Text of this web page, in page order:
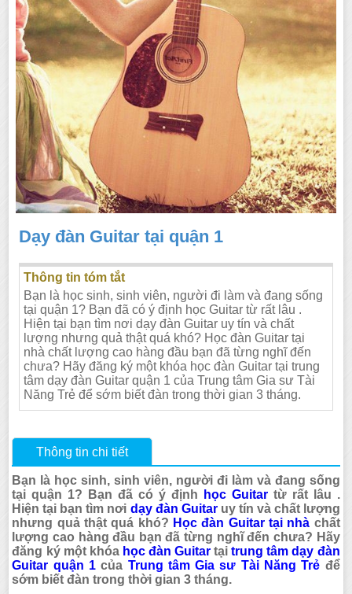
Dạy đàn Guitar tại quận 1
Thông tin tóm tắt
Bạn là học sinh, sinh viên, người đi làm và đang sống
tại quận 1? Bạn đã có ý định học Guitar từ rất lâu .
Hiện tại bạn tìm nơi dạy đàn Guitar uy tín và chất
lượng nhưng quả thật quá khó? Học đàn Guitar tại
nhà chất lượng cao hàng đầu bạn đã từng nghĩ đến
chưa? Hãy đăng ký một khóa học đàn Guitar tại trung
tâm dạy đàn Guitar quận 1 của Trung tâm Gia sư Tài
Năng Trẻ để sớm biết đàn trong thời gian 3 tháng.
Thông tin chi tiết
Bạn là học sinh, sinh viên, người đi làm và đang sống
tại quận 1? Bạn đã có ý định
học Guitartừ rất lâu .
Hiện tại bạn tìm nơi dạy đàn Guitar uy tín và chất lượng
nhưng quả thật quá khó? Học đàn Guitar tại nhà chất
lượng cao hàng đầu bạn đã từng nghĩ đến chưa? Hãy
đăng ký một khóa học đàn Guitar tạitrung tâm dạy đàn
Guitar quận 1 của Trung tâm Gia sư Tài Năng Trẻ để
sớm biết đàn trong thời gian 3 tháng.